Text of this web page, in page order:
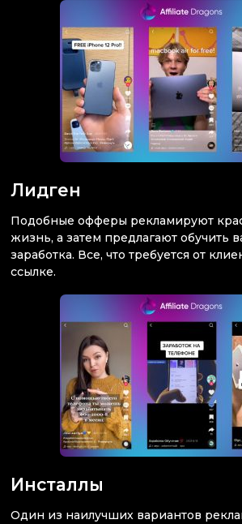
Лидген
Подобные офферы рекламируют
жизнь, а затем предлагают обучить
заработка. Все, что требуется от
ссылке.
Инсталлы
Один из наилучших вариантов